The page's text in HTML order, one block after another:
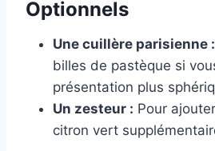
Optionnels
Une cuillère parisienne :
billes de pastèque si
présentation plus
Un zesteur : Pour
citron vert